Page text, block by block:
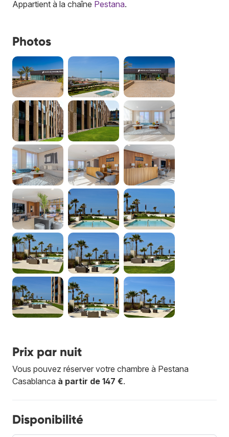
Appartient à la chaîne Pestana.
Photos
Prix par nuit
Vous pouvez réserver votre chambre à Pestana
Casablanca à partir de 147 €.
Disponibilité